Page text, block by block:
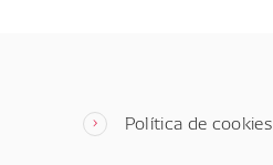
Política de cookies